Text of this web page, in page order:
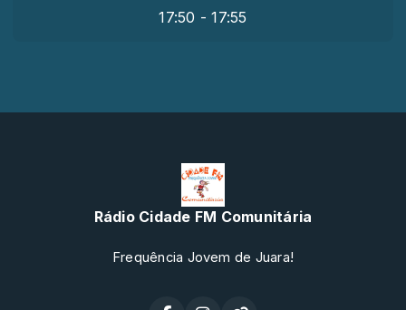
17:50 - 17:55
Rádio Cidade FM Comunitária
Frequência Jovem de Juara!